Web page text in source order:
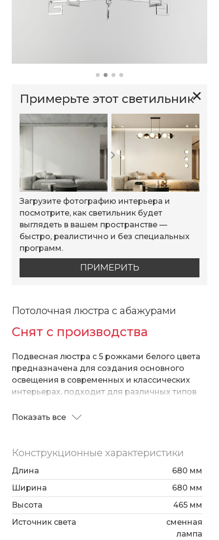
✕
Примерьте этот светильник
Загрузите фотографию интерьера и
посмотрите, как светильник будет
выглядеть в вашем пространстве —
быстро, реалистично и без специальных
программ.
ПРИМЕРИТЬ
Потолочная люстра с абажурами
Снят с производства
Подвесная люстра с 5 рожками белого цвета
предназначена для создания основного
освещения в современных и классических
интерьерах, подходит для различных типов
на площадь освещения 13 м².
Дизайнерская люстра оснащена патронами с
украшена эффектным декором из металла и
дополнена выразительными тканевыми
абажурами. Арматура изготовлена из
высококачественного металла с надежным
защитным покрытием.
Показать все
Конструкционные характеристики
Длина
680 мм
Ширина
680 мм
Высота
465 мм
Источник света
сменная
лампа